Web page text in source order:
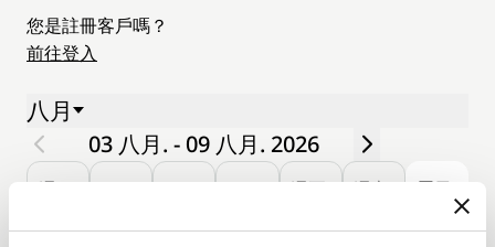
您是註冊客戶嗎？
前往登入
八月
03 八月. - 09 八月. 2026
週一. 週五. 週六. 周日.